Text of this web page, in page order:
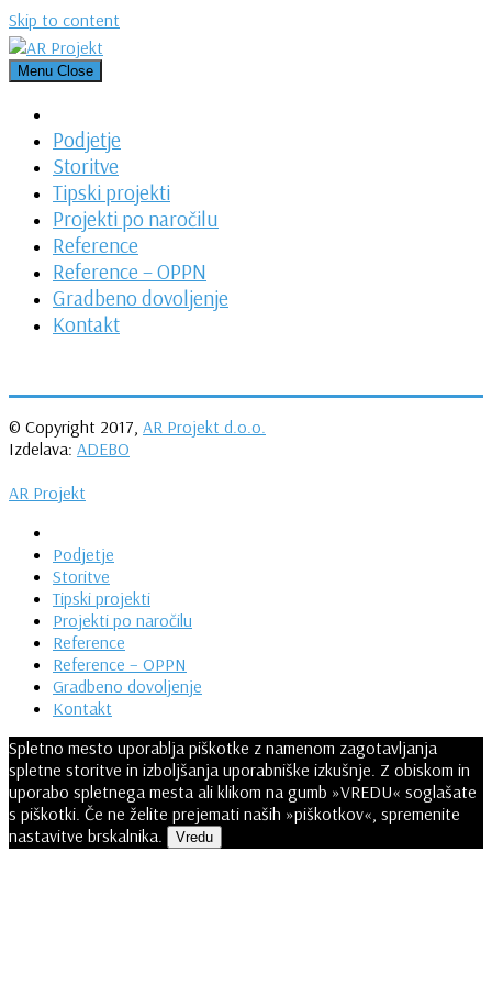
Skip to content
Menu Close
Podjetje
Storitve
Tipski projekti
Projekti po naročilu
Reference
Reference – OPPN
Gradbeno dovoljenje
Kontakt
© Copyright 2017, AR Projekt d.o.o.
Izdelava: ADEBO
AR Projekt
Podjetje
Storitve
Tipski projekti
Projekti po naročilu
Reference
Reference – OPPN
Gradbeno dovoljenje
Kontakt
Spletno mesto uporablja piškotke z namenom zagotavljanja
spletne storitve in izboljšanja uporabniške izkušnje. Z obiskom in
uporabo spletnega mesta ali klikom na gumb »VREDU« soglašate
s piškotki. Če ne želite prejemati naših »piškotkov«, spremenite
nastavitve brskalnika.
Vredu